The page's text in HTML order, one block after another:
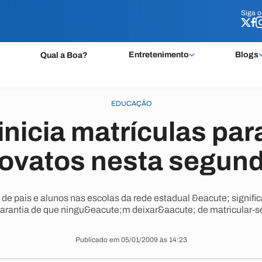
Siga o
Qual a Boa? Entretenimento Blogs
Siga o
EDUCAÇÃO
matrículas
nesta
pais e alunos nas escolas da rede estadual &eacute;
de que ningu&eacute;m deixar&aacute; de matricular-
Publicado em 05/01/2009 às 14:23